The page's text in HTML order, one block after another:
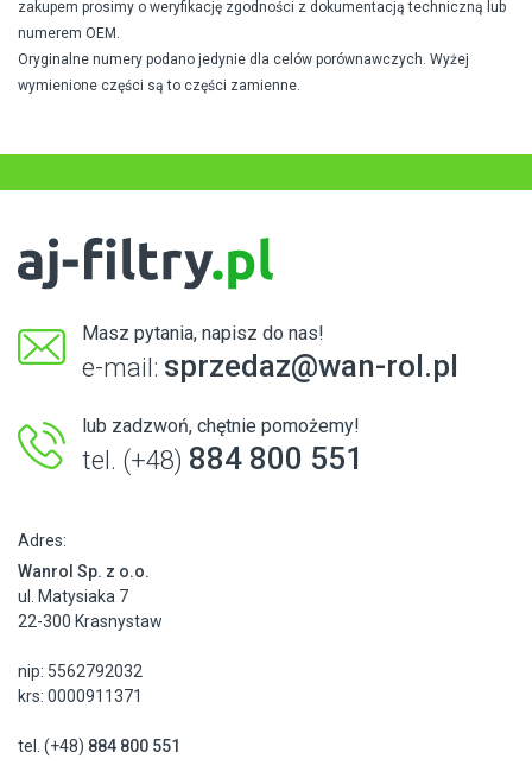
zakupem prosimy o weryfikację zgodności z dokumentacją techniczną lub
numerem OEM.
Oryginalne numery podano jedynie dla celów porównawczych. Wyżej
wymienione części są to części zamienne.
Masz pytania, napisz do nas!
e-mail: sprzedaz@wan-rol.pl
lub zadzwoń, chętnie pomożemy!
tel. (+48) 884 800 551
Adres:
Wanrol Sp. z o.o.
ul. Matysiaka 7
22-300 Krasnystaw
nip: 5562792032
krs: 0000911371
tel. (+48) 884 800 551